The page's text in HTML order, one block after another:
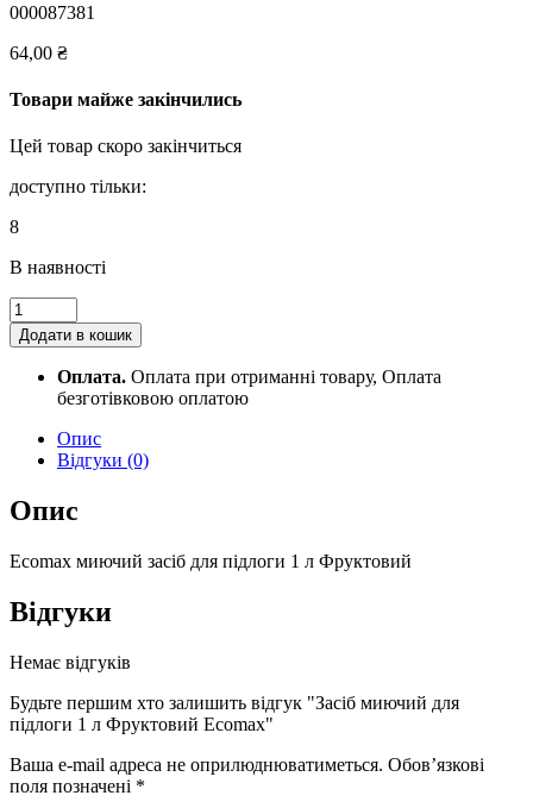
000087381
64,00 ₴
Товари майже закінчились
Цей товар скоро закінчиться
доступно тільки:
8
В наявності
Засіб
миючий
для
підлоги
Фруктовий
Ecomax
Додати в кошик
Оплата. Оплата при отриманні товару, Оплата
безготівковою оплатою
Опис
Відгуки (0)
Опис
Ecomax миючий засіб для підлоги 1 л Фруктовий
Відгуки
Немає відгуків
Будьте першим хто залишить відгук "Засіб миючий для
підлоги 1 л Фруктовий Ecomax"
Ваша e-mail адреса не оприлюднюватиметься. Обов’язкові
поля позначені *